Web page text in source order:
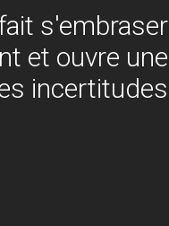
s'embraser
et ouvre une
incertitudes